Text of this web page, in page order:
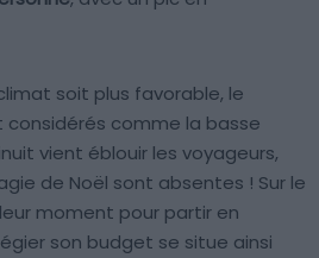
soit plus favorable, le
comme la basse
vient éblouir les voyageurs,
de Noël sont absentes ! Sur le
moment pour partir en
son budget se situe ainsi